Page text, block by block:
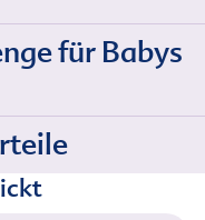
für Babys